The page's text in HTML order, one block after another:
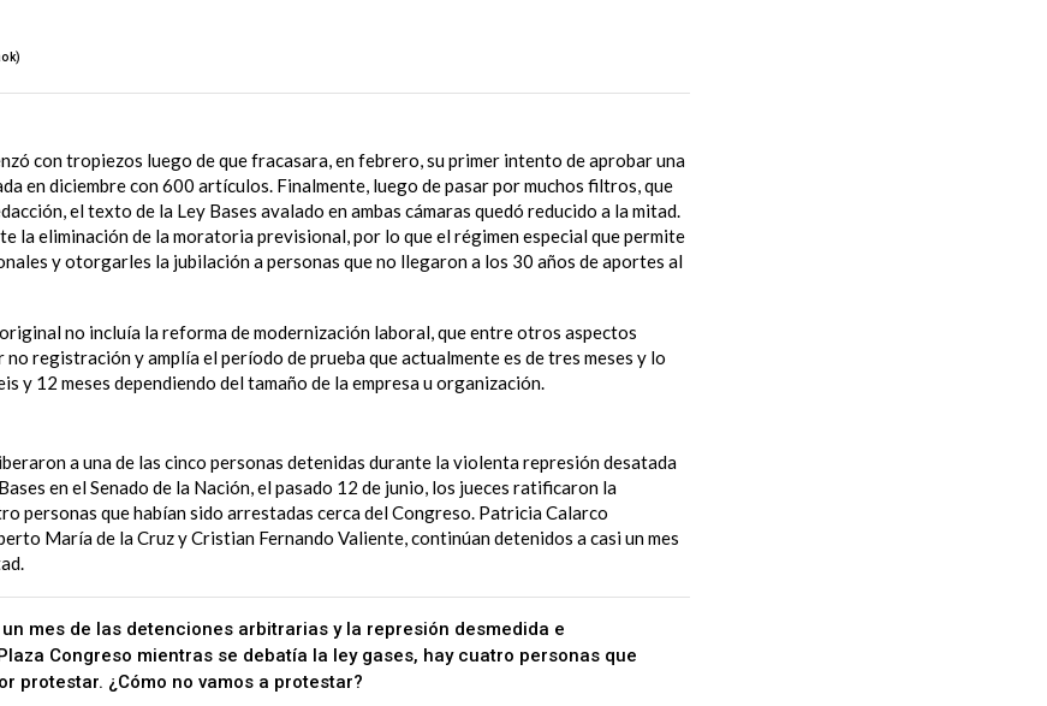
con tropiezos luego de que fracasara, en febrero, su primer intento de aprobar una
en diciembre con 600 artículos. Finalmente, luego de pasar por muchos filtros, que
el texto de la Ley Bases avalado en ambas cámaras quedó reducido a la mitad.
la eliminación de la moratoria previsional, por lo que el régimen especial que permite
y otorgarles la jubilación a personas que no llegaron a los 30 años de aportes al
no incluía la reforma de modernización laboral, que entre otros aspectos
no registración y amplía el período de prueba que actualmente es de tres meses y lo
y 12 meses dependiendo del tamaño de la empresa u organización.
a una de las cinco personas detenidas durante la violenta represión desatada
en el Senado de la Nación, el pasado 12 de junio, los jueces ratificaron la
personas que habían sido arrestadas cerca del Congreso. Patricia Calarco
María de la Cruz y Cristian Fernando Valiente, continúan detenidos a casi un mes
mes de las detenciones arbitrarias y la represión desmedida e
Congreso mientras se debatía la ley gases, hay cuatro personas que
protestar. ¿Cómo no vamos a protestar?